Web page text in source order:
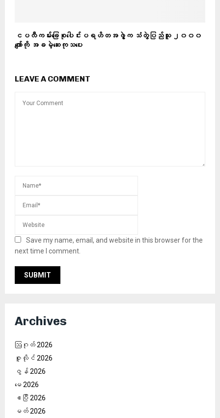
ငပလီကမ်းခြေစုပေါင်းပရဟိတအဖွဲ့က သံတွဲပြည်သူ ၂၀၀၀
ကျော်ကို အခမဲ့ဆေးကုသပေး
LEAVE A COMMENT
Save my name, email, and website in this browser for the
next time I comment.
Archives
ဩဂုတ် 2026
ဇူလိုင် 2026
ဇွန် 2026
မေ 2026
ဧပြီ 2026
မတ် 2026